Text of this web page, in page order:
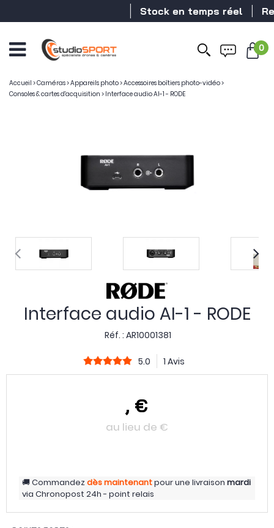
Stock en temps réel
0
Accueil >Caméras>Appareils photo>Accessoires boîtiers photo-vidéo>
Consoles & cartes d'acquisition > Interface audio AI-1 - RODE
Interface audio AI-1 - RODE
Réf. : AR10001381
5.0 1 Avis
, €
au lieu de €
Commandezdès maintenantpour une livraison mardi
via Chronopost 24h - point relais